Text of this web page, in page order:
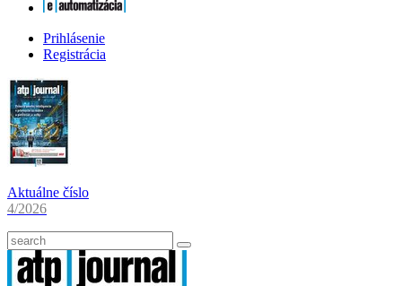
Prihlásenie
Registrácia
Aktuálne číslo
4/2026